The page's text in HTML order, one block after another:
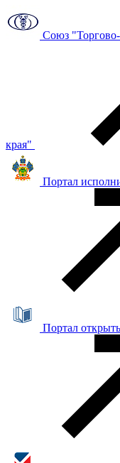
Союз
края"
Портал
Портал